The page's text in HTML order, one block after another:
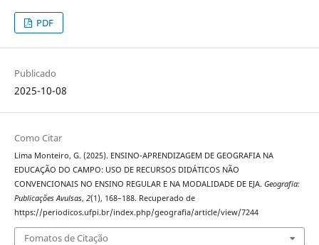
PDF
Publicado
2025-10-08
Como Citar
Lima Monteiro, G. (2025). ENSINO-APRENDIZAGEM DE GEOGRAFIA NA
EDUCAÇÃO DO CAMPO: USO DE RECURSOS DIDÁTICOS NÃO
CONVENCIONAIS NO ENSINO REGULAR E NA MODALIDADE DE EJA. Geografia:
Publicações Avulsas, 2(1), 168–188. Recuperado de
https://periodicos.ufpi.br/index.php/geografia/article/view/7244
Fomatos de Citação